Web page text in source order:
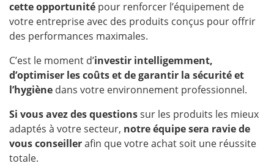
cette opportunité pour renforcer l’équipement de
votre entreprise avec des produits conçus pour offrir
des performances maximales.
C’est le moment d’investir intelligemment,
d’optimiser les coûts et de garantir la sécurité et
l’hygiène dans votre environnement professionnel.
Si vous avez des questionssur les produits les mieux
adaptés à votre secteur, notre équipe sera ravie de
vous conseillerafin que votre achat soit une réussite
totale.